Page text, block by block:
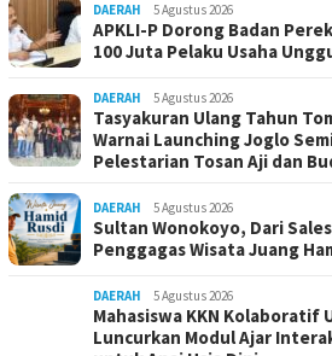
DAERAH 5 Agustus 2026
APKLI-P Dorong Badan
100 Juta Pelaku Usaha
DAERAH 5 Agustus 2026
Tasyakuran Ulang Tahun
Warnai Launching Joglo
Pelestarian Tosan Aji dan
DAERAH 5 Agustus 2026
Sultan Wonokoyo, Dari
Penggagas Wisata Juang
DAERAH 5 Agustus 2026
Mahasiswa KKN Kolaboratif
Luncurkan Modul Ajar